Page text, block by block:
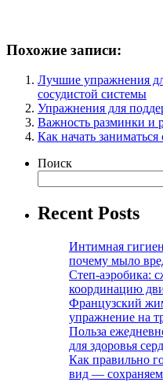
Похожие записи:
Лучшие упражнения
сосудистой системы
Упражнения для
Важность разминки и
Как начать
Поиск
Recent Posts
Интимная
почему мыло
Степ-аэробика:
координацию
Французский
упражнение на
Польза
для здоровья
Как правильно
вид —